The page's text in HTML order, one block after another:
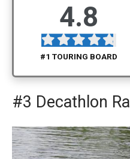
4.8
#1 TOURING BOARD
#3 Decathlon